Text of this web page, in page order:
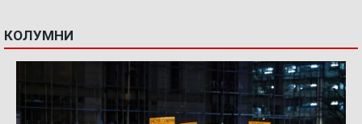
КОЛУМНИ